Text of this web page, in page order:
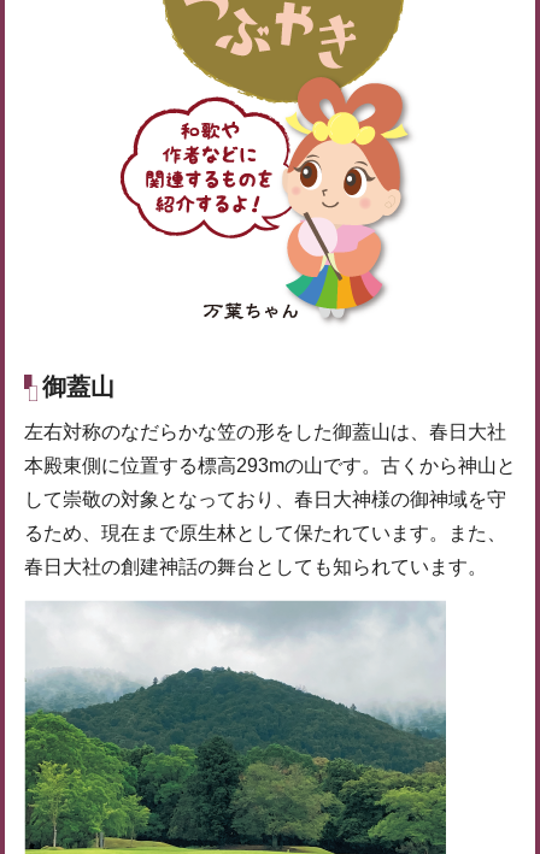
御蓋山
左右対称のなだらかな笠の形をした御蓋山は、春日大社
本殿東側に位置する標高293mの山です。古くから神山と
して崇敬の対象となっており、春日大神様の御神域を守
るため、現在まで原生林として保たれています。また、
春日大社の創建神話の舞台としても知られています。